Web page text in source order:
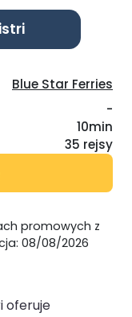
Blue Star Ferries
-
10min
35 rejsy
promowych z
08/08/2026
oferuje